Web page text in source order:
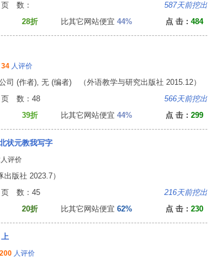
数： 587天前挖出
28折 比其它网站便宜 44% 点 击： 484
34 人评价
司 (作者), 无 (编者) （外语教学与研究出版社 2015.12）
数：48 566天前挖出
39折 比其它网站便宜 44% 点 击： 299
状元教我写字
评价
版社 2023.7）
数：45 216天前挖出
20折 比其它网站便宜 62% 点 击： 230
200 人评价